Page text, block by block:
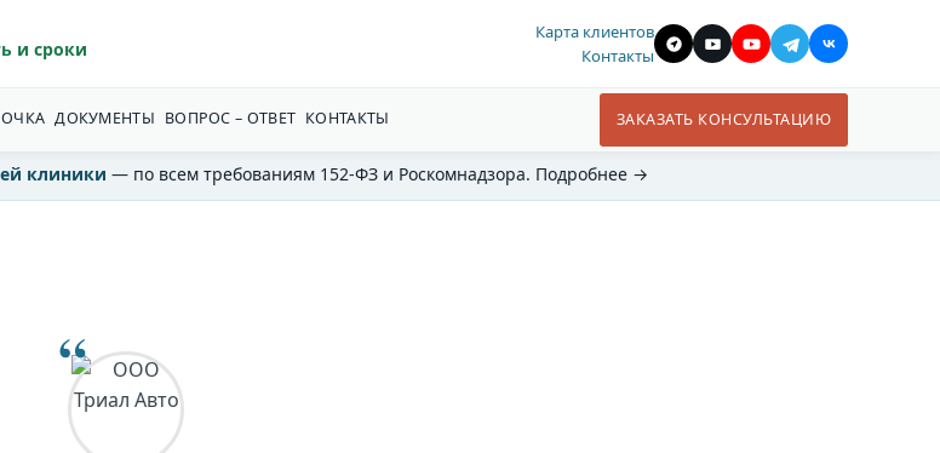
и сроки
Карта клиентов
Контакты
ДОКУМЕНТЫ ВОПРОС – ОТВЕТ КОНТАКТЫ ЗАКАЗАТЬ КОНСУЛЬТАЦИЮ
клиники — по всем требованиям 152-ФЗ и Роскомнадзора. Подробнее →